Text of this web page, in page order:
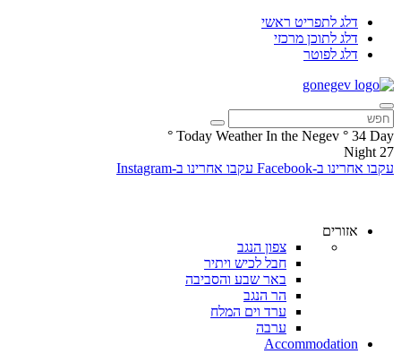
דלג לתפריט ראשי
דלג לתוכן מרכזי
דלג לפוטר
Today Weather In the Negev ° 34 Day
°
27
Night
עקבו אחרינו ב-Facebook
עקבו אחרינו ב-Instagram
אזורים
צפון הנגב
חבל לכיש ויתיר
באר שבע והסביבה
הר הנגב
ערד וים המלח
ערבה
Accommodation